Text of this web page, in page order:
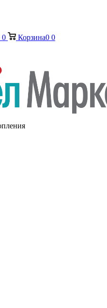
0 Корзина0 0